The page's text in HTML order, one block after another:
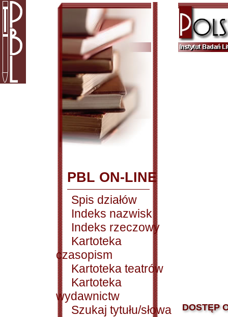
PBL ON-LINE
Spis działów
Indeks nazwisk
Indeks rzeczowy
Kartoteka
czasopism
Kartoteka teatrów
Kartoteka
wydawnictw
Szukaj tytułu/słowa
DOSTĘP